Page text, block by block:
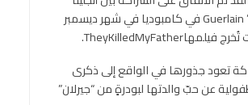
جولي و”جيرلان” Guerlain في كامبوديا في شهر ديسمبر
تعود جذورها في الواقع إلى ذكرى
عن حبّ والدتها لبودرةٍ من “جيرلان”